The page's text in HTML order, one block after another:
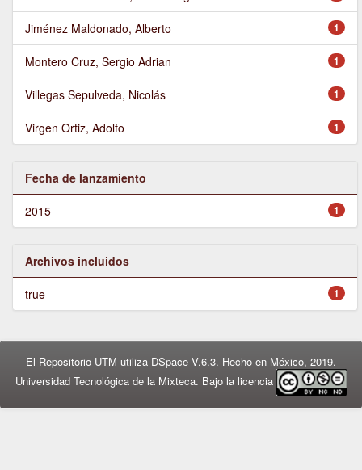
1
Jiménez Maldonado, Alberto
1
Montero Cruz, Sergio Adrian
1
Villegas Sepulveda, Nicolás
1
Virgen Ortiz, Adolfo
Fecha de lanzamiento
1
2015
Archivos incluidos
1
true
El Repositorio UTM utiliza DSpace V.6.3. Hecho en México, 2019.
Universidad Tecnológica de la Mixteca. Bajo la licencia